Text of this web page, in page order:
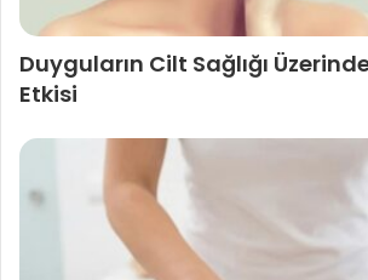
Duyguların Cilt Sağlığı
Etkisi